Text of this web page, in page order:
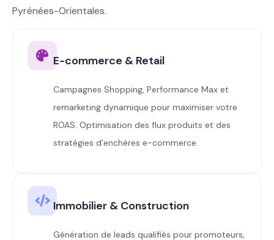
Pyrénées-Orientales.
E-commerce & Retail
Campagnes Shopping, Performance Max et
remarketing dynamique pour maximiser votre
ROAS. Optimisation des flux produits et des
stratégies d’enchères e-commerce.
Immobilier & Construction
Génération de leads qualifiés pour promoteurs,